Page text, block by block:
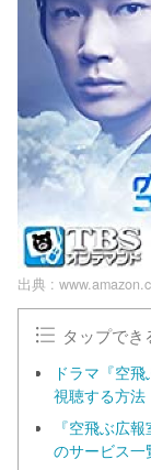
出典 :
タップでき
ドラマ『空
視聴する方法
『空飛ぶ広
のサービス一